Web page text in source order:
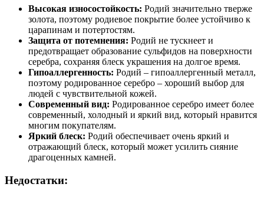
Высокая износостойкость: Родий значительно тверже
золота, поэтому родиевое покрытие более устойчиво к
царапинам и потертостям.
Защита от потемнения: Родий не тускнеет и
предотвращает образование сульфидов на поверхности
серебра, сохраняя блеск украшения на долгое время.
Гипоаллергенность: Родий – гипоаллергенный металл,
поэтому родированное серебро – хороший выбор для
людей с чувствительной кожей.
Современный вид: Родированное серебро имеет более
современный, холодный и яркий вид, который нравится
многим покупателям.
Яркий блеск: Родий обеспечивает очень яркий и
отражающий блеск, который может усилить сияние
драгоценных камней.
Недостатки: